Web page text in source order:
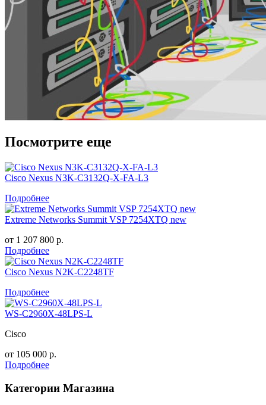
Посмотрите еще
Cisco Nexus N3K-C3132Q-X-FA-L3
Подробнее
Extreme Networks Summit VSP 7254XTQ new
от 1 207 800 р.
Подробнее
Cisco Nexus N2K-C2248TF
Подробнее
WS-C2960X-48LPS-L
Cisco
от 105 000 р.
Подробнее
Категории Магазина